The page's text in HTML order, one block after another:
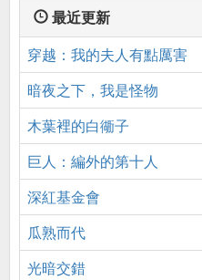
最近更新
穿越：我的夫人有點厲害
暗夜之下，我是怪物
木葉裡的白衚子
巨人：編外的第十人
深紅基金會
瓜熟而代
光暗交錯